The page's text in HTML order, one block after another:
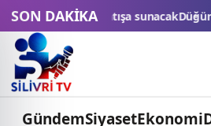
SON DAKİKA
ağır fatura: 540 bin lira ceza,
GündemSiyasetEkonomi